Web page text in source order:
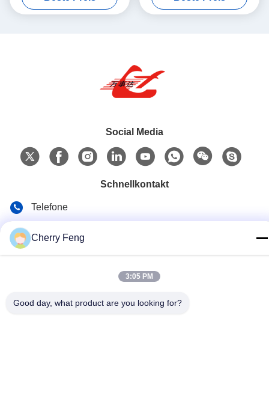
Tonnen
Vertikalen-Abfall-OCC
Social Media
Schnellkontakt
Telefone
Cherry Feng
3:05 PM
Good day, what product are you looking for?